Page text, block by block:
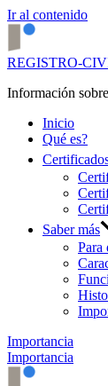
Ir al contenido
REGISTRO-
Información
Inicio
Qué es?
Saber más
Para
Importancia
Importancia